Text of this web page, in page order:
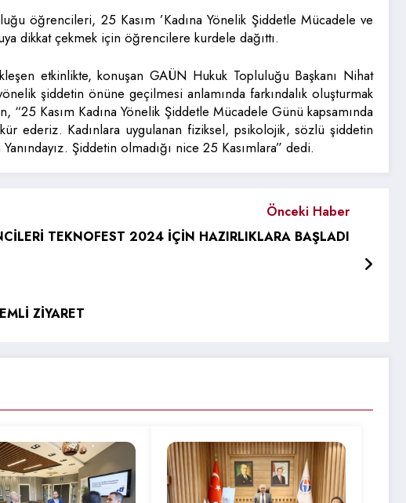
öğrencileri, 25 Kasım ’Kadına Yönelik Şiddetle Mücadele ve
dikkat çekmek için öğrencilere kurdele dağıttı.
etkinlikte, konuşan GAÜN Hukuk Topluluğu Başkanı Nihat
şiddetin önüne geçilmesi anlamında farkındalık oluşturmak
Kasım Kadına Yönelik Şiddetle Mücadele Günü kapsamında
ederiz. Kadınlara uygulanan fiziksel, psikolojik, sözlü şiddetin
Şiddetin olmadığı nice 25 Kasımlara” dedi.
Önceki Haber
TEKNOFEST 2024 İÇİN HAZIRLIKLARA BAŞLADI
ZİYARET